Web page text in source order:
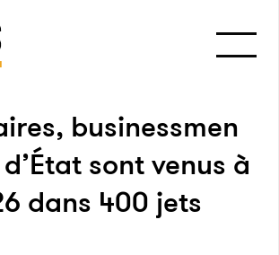
businessmen
sont venus à
dans 400 jets